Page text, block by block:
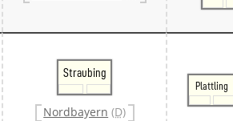
Straubing
Nordbayern (D)
Plattling